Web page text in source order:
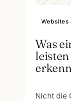
Websites
Was
Nicht die